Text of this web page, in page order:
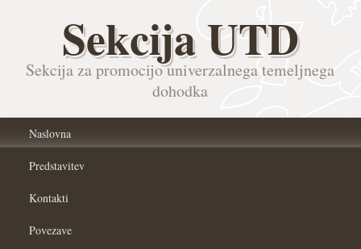
Sekcija UTD
Sekcija za promocijo univerzalnega temeljnega
dohodka
Naslovna
Predstavitev
Kontakti
Povezave